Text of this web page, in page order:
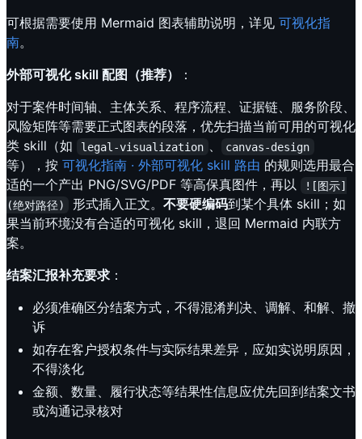
可根据需要使用 Mermaid 图表辅助说明，详见 可视化指
南。
外部可视化 skill 配图（推荐）
：
对于案件时间轴、主体关系、程序流程、证据链、服务阶段、
风险矩阵等需要正式图表的段落，优先扫描当前可用的可视化
类 skill（如
legal-visualization 、 canvas-design
等），按 可视化指南 · 外部可视化 skill 路由 的规则选用最合
适的一个产出 PNG/SVG/PDF 等高保真图件，再以
![图示]
(绝对路径)
形式插入正文。不要硬编码到某个具体 skill；如
果当前环境没有合适的可视化 skill，退回 Mermaid 内联方
案。
结案汇报补充要求 ：
必须准确区分结案方式，不得混淆判决、调解、和解、撤
诉
如存在客户授权条件与实际结果差异，应如实说明原因，
不得淡化
金额、数量、履行状态等结果性信息应优先回到结案文书
或沟通记录核对